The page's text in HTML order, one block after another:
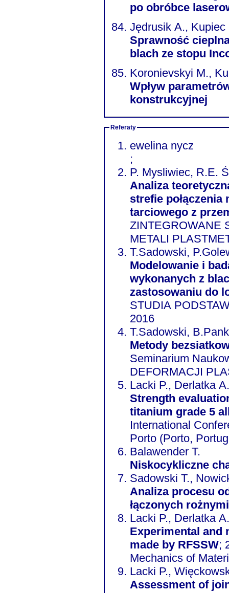
po obróbce
Jędrusik A.,
Sprawność
blach ze stopu
Koronievskyi M.,
Wpływ
konstrukcyjnej
Referaty
ewelina nycz
;
P. Mysliwiec, R.E.
Analiza
strefie połączenia
tarciowego z
ZINTEGROWANE
METALI
T.Sadowski,
Modelowanie i
wykonanych z
zastosowaniu do
STUDIA
2016
T.Sadowski,
Metody
Seminarium
DEFORMACJI
Lacki P., Derlatka A.
Strength
titanium grade 5
International
Porto (Porto,
Balawender T.
Niskocykliczne
Sadowski T.,
Analiza procesu
łączonych
Lacki P., Derlatka A.
Experimental and
made by RFSSW;
Mechanics of
Lacki P.,
Assessment of